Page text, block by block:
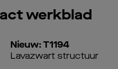
werkblad
Nieuw: T1194
Lavazwart structuur